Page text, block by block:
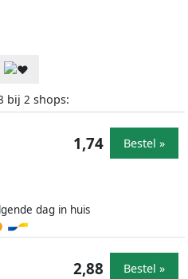
bij 2 shops:
dag in huis
1,74 Bestel »
2,88 Bestel »